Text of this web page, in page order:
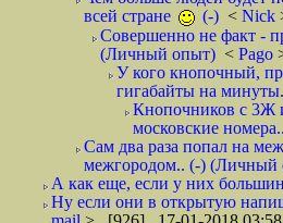
всей стране
(-) < Nick
Совершенно не факт -
(Личный опыт) < Pago
У кого кнопочный,
гигабайты на
Кнопочников с 3Ж
московские
Сам два раза попал на
межгородом.. (-) (Личный
А как еще, если у них
Ну если они в открытую